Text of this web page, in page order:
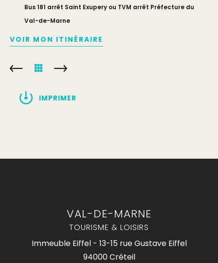
Bus 181 arrêt Saint Exupery ou TVM arrêt Préfecture du
Val-de-Marne
VOIR MON ITINÉRAIRE
IMPRIMER
VAL-DE-MARNE
TOURISME & LOISIRS
Immeuble Eiffel - 13-15 rue Gustave Eiffel
94000 Créteil